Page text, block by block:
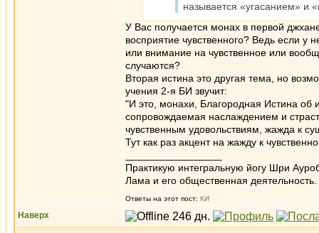
называется «угасанием»
У Вас получается монах в первой
воcприятие чувственного? Ведь если
или внимание на чувственное или
случаются?
Вторая истина это другая тема, но
учения 2-я БИ звучит:
"И это, монахи, Благородная Истина об
сопровождаемая наслаждением и
чувственным удовольствиям, жажда к
Тут как раз акцент на жажду к
Практикую интегральную йогу Шри
Лама и его общественная деятельность.
Ответы на этот пост: КИ
Наверх